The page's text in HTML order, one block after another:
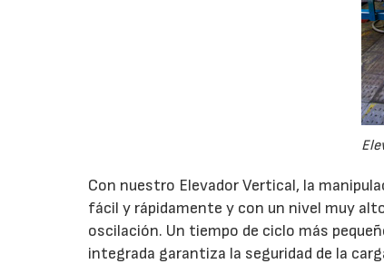
Con nuestro Elevador Vertical, la
fácil y rápidamente y con un nivel muy
oscilación. Un tiempo de ciclo más
integrada garantiza la seguridad de la